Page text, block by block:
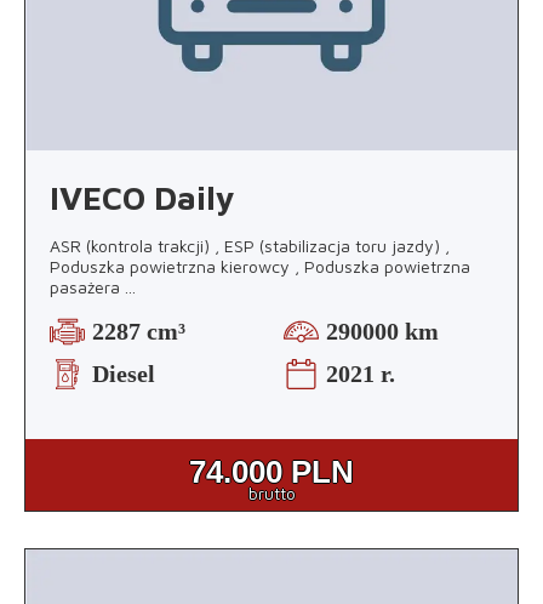
IVECO Daily
ASR (kontrola trakcji) , ESP (stabilizacja toru jazdy) ,
Poduszka powietrzna kierowcy , Poduszka powietrzna
pasażera
2287 cm³
290000 km
Diesel
2021 r.
74.000 PLN
brutto